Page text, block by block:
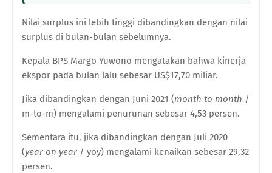
Nilai surplus ini lebih tinggi dibandingkan dengan nilai
surplus di bulan-bulan sebelumnya.
Kepala BPS Margo Yuwono mengatakan bahwa kinerja
ekspor pada bulan lalu sebesar US$17,70 miliar.
Jika dibandingkan dengan Juni 2021 (month to month /
m-to-m) mengalami penurunan sebesar 4,53 persen.
Sementara itu, jika dibandingkan dengan Juli 2020
(year on year / yoy) mengalami kenaikan sebesar 29,32
persen.